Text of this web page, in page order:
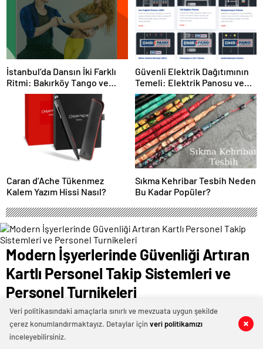
0 0
0 0
0 0
0 0
0 0
0 0
İstanbul’da Dansın İki Farklı
Ritmi: Bakırköy Tango ve
Kadıköy Salsa Kursları
Güvenli Elektrik Dağıtımının
Temeli: Elektrik Panosu ve
Şantiye Panosu Rehberi
Caran d’Ache Tükenmez
Kalem Yazım Hissi Nasıl?
Sıkma Kehribar Tesbih Neden
Bu Kadar Popüler?
Modern İşyerlerinde Güvenliği Artıran
Kartlı Personel Takip Sistemleri ve
Personel Turnikeleri
ABONE OL News 18 Şubat 2024 15:33
0 0
Günümüz iş dünyasında güvenlik, işletmelerin en
Veri politikasındaki amaçlarla sınırlı ve mevzuata uygun şekilde
çerez konumlandırmaktayız. Detaylar içinveri politikamızı
inceleyebilirsiniz.